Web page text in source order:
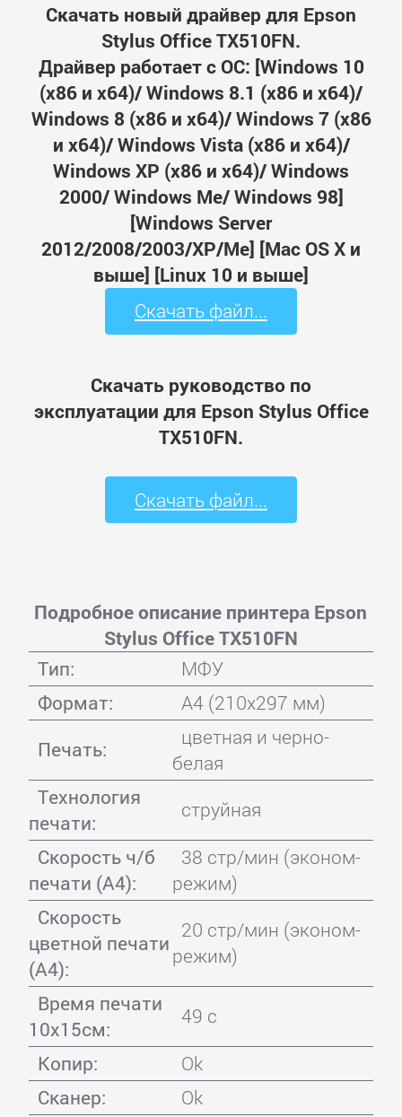
Скачать новый драйвер для Epson
Stylus Office TX510FN.
Драйвер работает с ОС: [Windows 10
(x86 и x64)/ Windows 8.1 (x86 и x64)/
Windows 8 (x86 и x64)/ Windows 7 (x86
и x64)/ Windows Vista (x86 и x64)/
Windows XP (x86 и x64)/ Windows
2000/ Windows Me/ Windows 98]
[Windows Server
2012/2008/2003/XP/Me] [Mac OS X и
выше] [Linux 10 и выше]
Скачать файл...
Скачать руководство по
эксплуатации для Epson Stylus Office
TX510FN.
Скачать файл...
Подробное описание принтера Epson
Stylus Office TX510FN
Тип:
МФУ
Формат:
A4 (210x297 мм)
Печать:
цветная и черно-
белая
Технология
печати:
струйная
Скорость ч/б
печати (А4):
38 стр/мин (эконом-
режим)
Скорость
цветной печати
(А4):
20 стр/мин (эконом-
режим)
Время печати
10x15см:
49 с
Копир:
Ok
Сканер:
Ok